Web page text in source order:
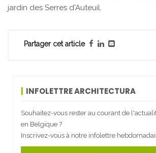
jardin des Serres d'Auteuil.
Partager cet article
INFOLETTRE ARCHITECTURA
Souhaitez-vous rester au courant de
en Belgique ?
Inscrivez-vous à notre infolettre